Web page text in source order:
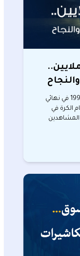
لحظة لا تُنسى في نهائي كأس العالم 1994 في نهائي
أمام الكرة في
المشاهدين